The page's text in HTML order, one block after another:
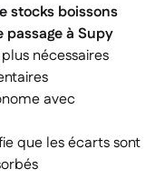
stocks boissons
à Supy
nécessaires
avec
que les écarts sont